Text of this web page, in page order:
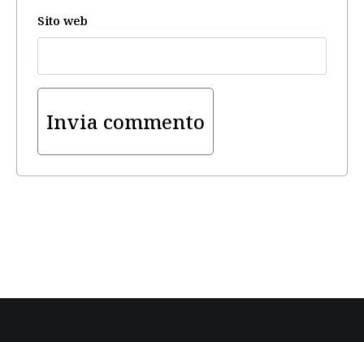
Sito web